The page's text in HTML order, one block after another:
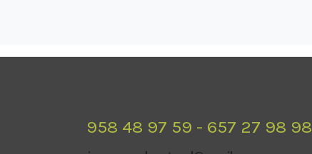
958 48 97 59 - 657 27 98 98